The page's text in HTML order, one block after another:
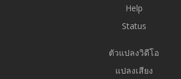
Help
Status
ตัวแปลงวิดีโอ
แปลงเสียง